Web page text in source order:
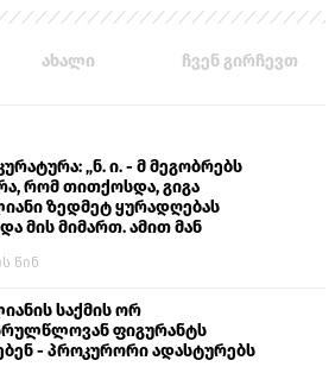
ახალი ჩვენ გირჩევთ
„ნ. ი. - მ მეგობრებს
რომ თითქოსდა, გიგა
ზედმეტ ყურადღებას
მის მიმართ. ამით მან
დასხმოდა გიგა ავალიანს“
წინ
საქმის ორ
ფიგურანტს
- პროკურორი ადასტურებს